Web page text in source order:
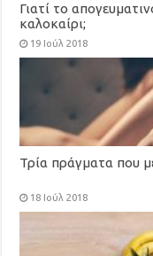
Γιατί το
καλοκαίρι;
19 Ιούλ 2018
Τρία πράγματα που
18 Ιούλ 2018